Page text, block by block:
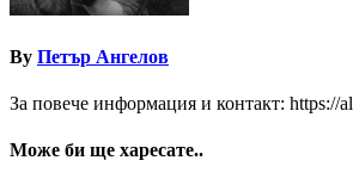
By Петър Ангелов
За повече информация и контакт: https://
Може би ще харесате..